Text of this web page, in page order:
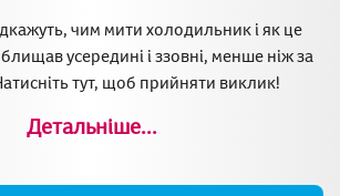
чим мити холодильник і як це
усередині і ззовні, менше ніж за
тут, щоб прийняти виклик!
Детальніше...